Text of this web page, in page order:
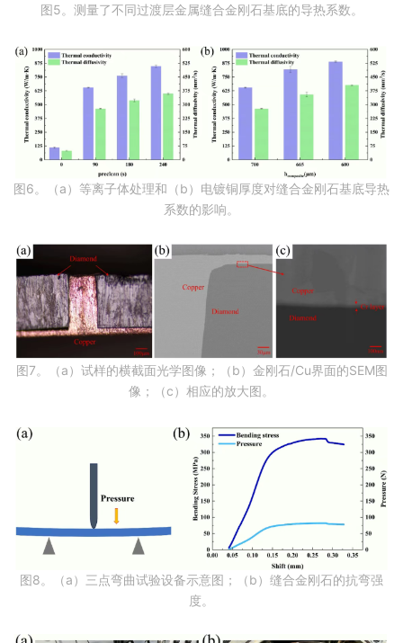
图5。测量了不同过渡层金属缝合金刚石基底的导热系数。
图6。（a）等离子体处理和（b）电镀铜厚度对缝合金刚石基底导热
系数的影响。
图7。（a）试样的横截面光学图像；（b）金刚石/Cu界面的SEM图
像；（c）相应的放大图。
图8。（a）三点弯曲试验设备示意图；（b）缝合金刚石的抗弯强
度。